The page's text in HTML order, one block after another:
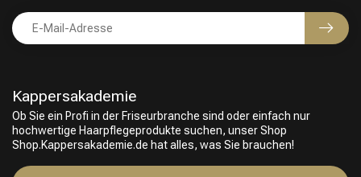
Kappersakademie
Ob Sie ein Profi in der Friseurbranche sind oder einfach nur
hochwertige Haarpflegeprodukte suchen, unser Shop
Shop.Kappersakademie.de hat alles, was Sie brauchen!